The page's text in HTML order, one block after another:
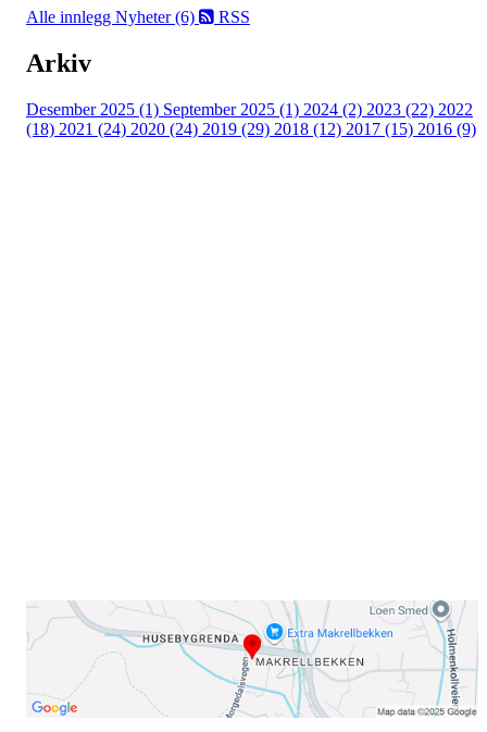
Alle innlegg Nyheter (6) RSS
Arkiv
Desember 2025 (1) September 2025 (1) 2024 (2) 2023 (22) 2022
(18) 2021 (24) 2020 (24) 2019 (29) 2018 (12) 2017 (15) 2016 (9)